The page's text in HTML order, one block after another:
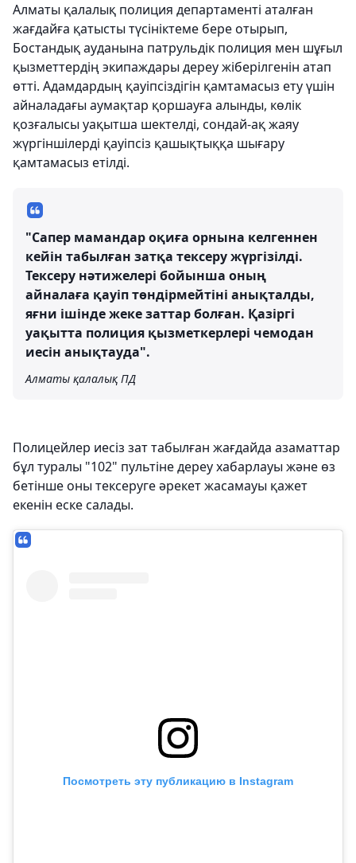
Алматы қалалық полиция департаменті аталған
жағдайға қатысты түсініктеме бере отырып,
Бостандық ауданына патрульдік полиция мен шұғыл
қызметтердің экипаждары дереу жіберілгенін атап
өтті. Адамдардың қауіпсіздігін қамтамасыз ету үшін
айналадағы аумақтар қоршауға алынды, көлік
қозғалысы уақытша шектелді, сондай-ақ жаяу
жүргіншілерді қауіпсіз қашықтыққа шығару
қамтамасыз етілді.
"Сапер мамандар оқиға орнына келгеннен
кейін табылған затқа тексеру жүргізілді.
Тексеру нәтижелері бойынша оның
айналаға қауіп төндірмейтіні анықталды,
яғни ішінде жеке заттар болған. Қазіргі
уақытта полиция қызметкерлері чемодан
иесін анықтауда".
Алматы қалалық ПД
Полицейлер иесіз зат табылған жағдайда азаматтар
бұл туралы "102" пультіне дереу хабарлауы және өз
бетінше оны тексеруге әрекет жасамауы қажет
екенін еске салады.
Посмотреть эту публикацию в Instagram